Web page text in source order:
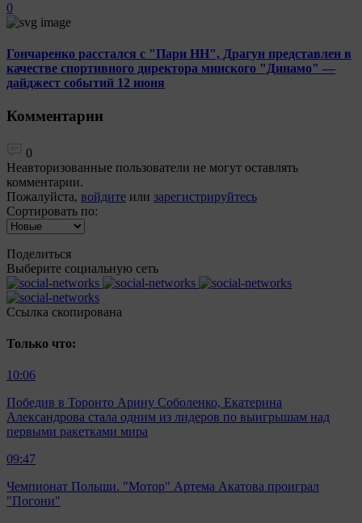
0
Гончаренко расстался с "Пари НН", Драгун представлен в
качестве спортивного директора минского "Динамо" —
дайджест событий 12 июня
Комментарии
0
Неавторизованные пользователи не могут оставлять
комментарии.
Пожалуйста, войдите или зарегистрируйтесь
Сортировать по:
Поделиться
Выберите социальную сеть
Ccылка скопирована
Только что:
10:06
Победив в Торонто Арину Соболенко, Екатерина
Александрова стала одним из лидеров по выигрышам над
первыми ракетками мира
09:47
Чемпионат Польши. "Мотор" Артема Акатова проиграл
"Погони"